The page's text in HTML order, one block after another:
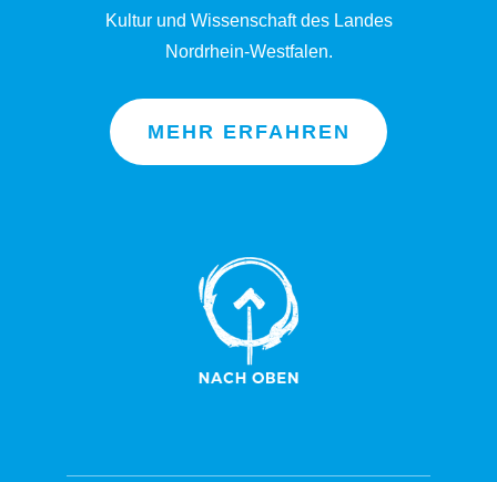
Kultur und Wissenschaft des Landes
Nordrhein-Westfalen.
MEHR ERFAHREN